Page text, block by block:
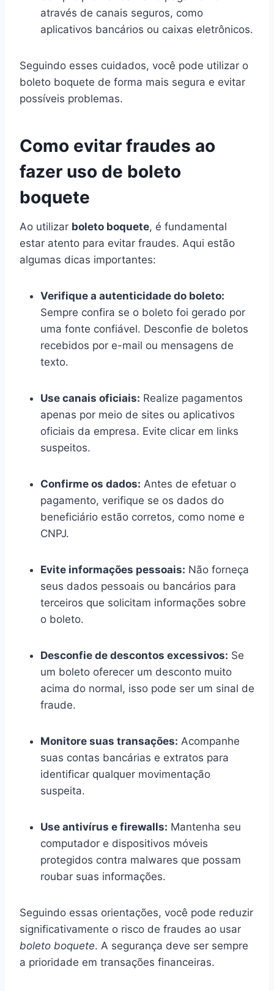
através de canais seguros, como
aplicativos bancários ou caixas eletrônicos.
Seguindo esses cuidados, você pode utilizar o
boleto boquete de forma mais segura e evitar
possíveis problemas.
Como evitar fraudes ao
fazer uso de boleto
boquete
Ao utilizar boleto boquete, é fundamental
estar atento para evitar fraudes. Aqui estão
algumas dicas importantes:
Verifique a autenticidade do boleto:
Sempre confira se o boleto foi gerado por
uma fonte confiável. Desconfie de boletos
recebidos por e-mail ou mensagens de
texto.
Use canais oficiais: Realize pagamentos
apenas por meio de sites ou aplicativos
oficiais da empresa. Evite clicar em links
suspeitos.
Confirme os dados: Antes de efetuar o
pagamento, verifique se os dados do
beneficiário estão corretos, como nome e
CNPJ.
Evite informações pessoais: Não forneça
seus dados pessoais ou bancários para
terceiros que solicitam informações sobre
o boleto.
Desconfie de descontos excessivos: Se
um boleto oferecer um desconto muito
acima do normal, isso pode ser um sinal de
fraude.
Monitore suas transações: Acompanhe
suas contas bancárias e extratos para
identificar qualquer movimentação
suspeita.
Use antivírus e firewalls: Mantenha seu
computador e dispositivos móveis
protegidos contra malwares que possam
roubar suas informações.
Seguindo essas orientações, você pode reduzir
significativamente o risco de fraudes ao usar
boleto boquete. A segurança deve ser sempre
a prioridade em transações financeiras.